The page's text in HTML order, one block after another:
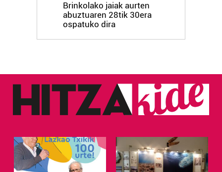
Brinkolako jaiak aurten
abuztuaren 28tik 30era
ospatuko dira